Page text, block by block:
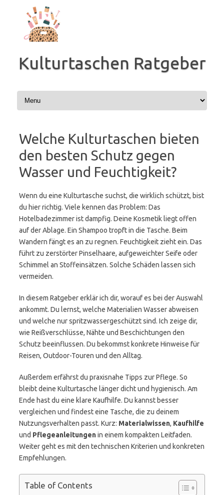
springen
Kulturtaschen Ratgeber
Welche Kulturtaschen bieten
den besten Schutz gegen
Wasser und Feuchtigkeit?
Wenn du eine Kulturtasche suchst, die wirklich schützt, bist
du hier richtig. Viele kennen das Problem: Das
Hotelbadezimmer ist dampfig. Deine Kosmetik liegt offen
auf der Ablage. Ein Shampoo tropft in die Tasche. Beim
Wandern fängt es an zu regnen. Feuchtigkeit zieht ein. Das
führt zu zerstörter Pinselhaare, aufgeweichter Seife oder
Schimmel an Stoffeinsätzen. Solche Schäden lassen sich
vermeiden.
In diesem Ratgeber erklär ich dir, worauf es bei der Auswahl
ankommt. Du lernst, welche Materialien Wasser abweisen
und welche nur spritzwassergeschützt sind. Ich zeige dir,
wie Reißverschlüsse, Nähte und Beschichtungen den
Schutz beeinflussen. Du bekommst konkrete Hinweise für
Reisen, Outdoor-Touren und den Alltag.
Außerdem erfährst du praxisnahe Tipps zur Pflege. So
bleibt deine Kulturtasche länger dicht und hygienisch. Am
Ende hast du eine klare Kaufhilfe. Du kannst besser
vergleichen und findest eine Tasche, die zu deinem
Nutzungsverhalten passt. Kurz: Materialwissen, Kaufhilfe
und Pflegeanleitungenin einem kompakten Leitfaden.
Weiter geht es mit den technischen Kriterien und konkreten
Empfehlungen.
Table of Contents